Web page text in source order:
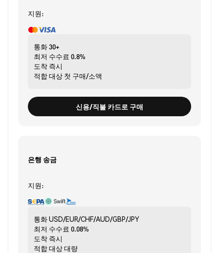
지원:
통화30+
최저 수수료 0.8%
도착 즉시
적합 대상 첫 구매/소액
신용/직불 카드로 구매
은행 송금
지원:
통화USD/EUR/CHF/AUD/GBP/JPY
최저 수수료 0.08%
도착 즉시
적합 대상대량